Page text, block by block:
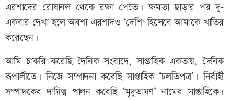
এরশাদের রোষানল থেকে রক্ষা পেতে। ক্ষমতা ছাড়ার পর দু-
একবার দেখা হলে অবশ্য এরশাদও ‘দেশি' হিসেবে আমাকে খাতির
করেছেন।
আমি চাকরি করেছি দৈনিক সংবাদে, সাপ্তাহিক একতায়, দৈনিক
রূপালীতে। নিজে সম্পাদনা করেছি সাপ্তাহিক ‘চলতিপত্র’। নির্বাহী
সম্পাদকের দায়িত্ব পালন করেছি ‘মৃদুভাষণ’ নামের সাপ্তাহিকে।